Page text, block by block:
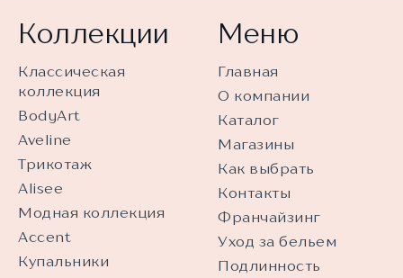
Коллекции
Классическая
коллекция
BodyArt
Aveline
Трикотаж
Alisee
Модная коллекция
Accent
Купальники
Меню
Главная
О компании
Каталог
Магазины
Как выбрать
Контакты
Франчайзинг
Уход за бельем
Подлинность